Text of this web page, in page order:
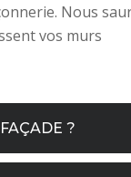
Nous
vos murs
?